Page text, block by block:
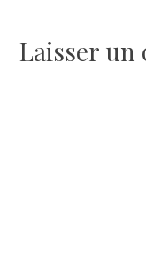
l’article
Laisser un